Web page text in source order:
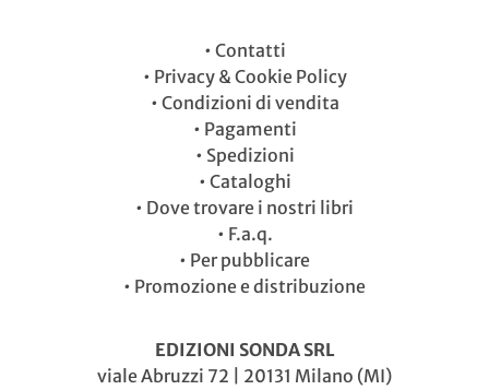
• Contatti
• Privacy & Cookie Policy
• Condizioni di vendita
• Pagamenti
• Spedizioni
• Cataloghi
• Dove trovare i nostri libri
• F.a.q.
• Per pubblicare
• Promozione e distribuzione
EDIZIONI SONDA SRL
viale Abruzzi 72 | 20131 Milano (MI)